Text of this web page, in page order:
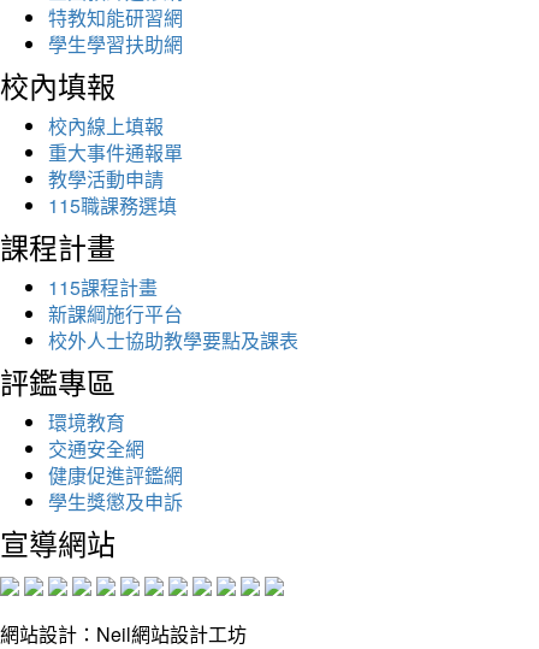
特教知能研習網
學生學習扶助網
校內填報
校內線上填報
重大事件通報單
教學活動申請
115職課務選填
課程計畫
115課程計畫
新課綱施行平台
校外人士協助教學要點及課表
評鑑專區
環境教育
交通安全網
健康促進評鑑網
學生獎懲及申訴
宣導網站
網站設計：Neil網站設計工坊